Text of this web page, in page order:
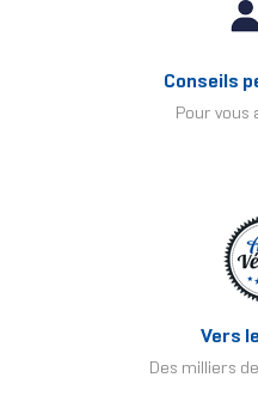
Conseils
Pour vous
Vers
Des milliers